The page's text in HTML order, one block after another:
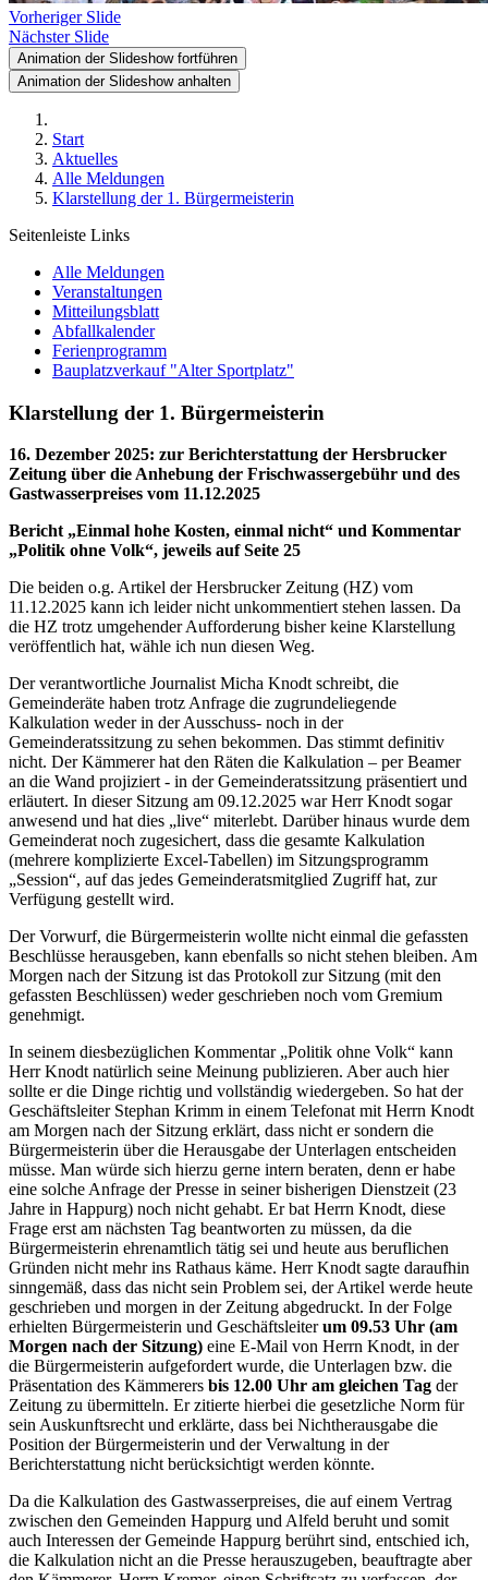
Vorheriger Slide
Nächster Slide
Animation der Slideshow fortführen
Animation der Slideshow anhalten
Start
Aktuelles
Alle Meldungen
Klarstellung der 1. Bürgermeisterin
Seitenleiste Links
Alle Meldungen
Veranstaltungen
Mitteilungsblatt
Abfallkalender
Ferienprogramm
Bauplatzverkauf "Alter Sportplatz"
Klarstellung der 1. Bürgermeisterin
16. Dezember 2025: zur Berichterstattung der Hersbrucker
Zeitung über die Anhebung der Frischwassergebühr und des
Gastwasserpreises vom 11.12.2025
Bericht „Einmal hohe Kosten, einmal nicht“ und Kommentar
„Politik ohne Volk“, jeweils auf Seite 25
Die beiden o.g. Artikel der Hersbrucker Zeitung (HZ) vom
11.12.2025 kann ich leider nicht unkommentiert stehen lassen. Da
die HZ trotz umgehender Aufforderung bisher keine Klarstellung
veröffentlich hat, wähle ich nun diesen Weg.
Der verantwortliche Journalist Micha Knodt schreibt, die
Gemeinderäte haben trotz Anfrage die zugrundeliegende
Kalkulation weder in der Ausschuss- noch in der
Gemeinderatssitzung zu sehen bekommen. Das stimmt definitiv
nicht. Der Kämmerer hat den Räten die Kalkulation – per Beamer
an die Wand projiziert - in der Gemeinderatssitzung präsentiert und
erläutert. In dieser Sitzung am 09.12.2025 war Herr Knodt sogar
anwesend und hat dies „live“ miterlebt. Darüber hinaus wurde dem
Gemeinderat noch zugesichert, dass die gesamte Kalkulation
(mehrere komplizierte Excel-Tabellen) im Sitzungsprogramm
„Session“, auf das jedes Gemeinderatsmitglied Zugriff hat, zur
Verfügung gestellt wird.
Der Vorwurf, die Bürgermeisterin wollte nicht einmal die gefassten
Beschlüsse herausgeben, kann ebenfalls so nicht stehen bleiben. Am
Morgen nach der Sitzung ist das Protokoll zur Sitzung (mit den
gefassten Beschlüssen) weder geschrieben noch vom Gremium
genehmigt.
In seinem diesbezüglichen Kommentar „Politik ohne Volk“ kann
Herr Knodt natürlich seine Meinung publizieren. Aber auch hier
sollte er die Dinge richtig und vollständig wiedergeben. So hat der
Geschäftsleiter Stephan Krimm in einem Telefonat mit Herrn Knodt
am Morgen nach der Sitzung erklärt, dass nicht er sondern die
Bürgermeisterin über die Herausgabe der Unterlagen entscheiden
müsse. Man würde sich hierzu gerne intern beraten, denn er habe
eine solche Anfrage der Presse in seiner bisherigen Dienstzeit (23
Jahre in Happurg) noch nicht gehabt. Er bat Herrn Knodt, diese
Frage erst am nächsten Tag beantworten zu müssen, da die
Bürgermeisterin ehrenamtlich tätig sei und heute aus beruflichen
Gründen nicht mehr ins Rathaus käme. Herr Knodt sagte daraufhin
sinngemäß, dass das nicht sein Problem sei, der Artikel werde heute
geschrieben und morgen in der Zeitung abgedruckt. In der Folge
erhielten Bürgermeisterin und Geschäftsleiterum 09.53 Uhr (am
Morgen nach der Sitzung) eine E-Mail von Herrn Knodt, in der
die Bürgermeisterin aufgefordert wurde, die Unterlagen bzw. die
Präsentation des Kämmerers bis 12.00 Uhr am gleichen Tag der
Zeitung zu übermitteln. Er zitierte hierbei die gesetzliche Norm für
sein Auskunftsrecht und erklärte, dass bei Nichtherausgabe die
Position der Bürgermeisterin und der Verwaltung in der
Berichterstattung nicht berücksichtigt werden könnte.
Da die Kalkulation des Gastwasserpreises, die auf einem Vertrag
zwischen den Gemeinden Happurg und Alfeld beruht und somit
auch Interessen der Gemeinde Happurg berührt sind, entschied ich,
die Kalkulation nicht an die Presse herauszugeben, beauftragte aber